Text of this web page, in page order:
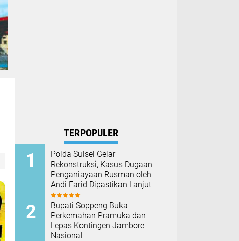
TERPOPULER
Polda Sulsel Gelar
Rekonstruksi, Kasus Dugaan
Penganiayaan Rusman oleh
Andi Farid Dipastikan Lanjut
Bupati Soppeng Buka
Perkemahan Pramuka dan
Lepas Kontingen Jambore
Nasional